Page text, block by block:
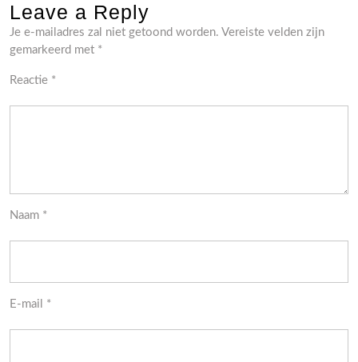
Leave a Reply
Je e-mailadres zal niet getoond worden. Vereiste velden zijn
gemarkeerd met *
Reactie *
Naam *
E-mail *